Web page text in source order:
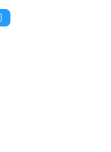
Commentaires